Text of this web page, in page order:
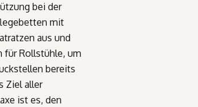
bei der
mit
aus und
für Rollstühle, um
bereits
Ziel aller
ist es, den